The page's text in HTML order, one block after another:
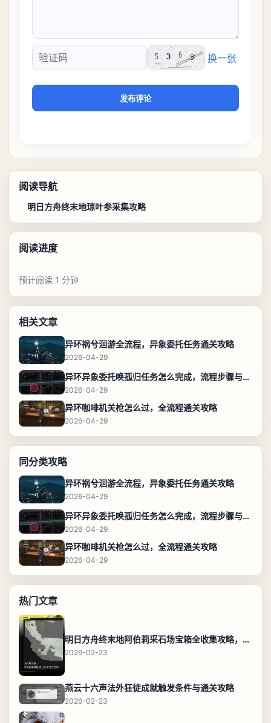
验证码
换一张
发布评论
阅读导航
明日方舟终末地琼叶参采集攻略
阅读进度
预计阅读 1 分钟
相关文章
异环祸兮洄游全流程，异象委托任务通关攻略
2026-04-29
异环异象委托唤孤归任务怎么完成，流程步骤与位置攻略
2026-04-29
异环咖啡机关枪怎么过，全流程通关攻略
2026-04-29
同分类攻略
异环祸兮洄游全流程，异象委托任务通关攻略
2026-04-29
异环异象委托唤孤归任务怎么完成，流程步骤与位置攻略
2026-04-29
异环咖啡机关枪怎么过，全流程通关攻略
2026-04-29
热门文章
明日方舟终末地阿伯莉采石场宝箱全收集攻略，全点位分布图与路线
2026-02-23
燕云十六声法外狂徒成就触发条件与通关攻略
2026-02-23